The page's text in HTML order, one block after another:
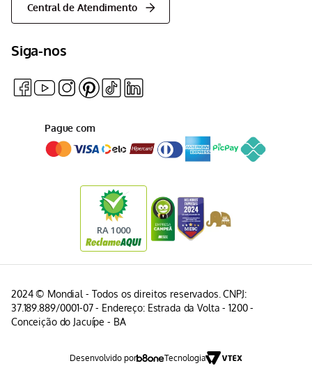
Central de Atendimento
Siga-nos
Pague com
2024 © Mondial - Todos os direitos reservados. CNPJ:
37.189.889/0001-07 - Endereço: Estrada da Volta - 1200 -
Conceição do Jacuípe - BA
Desenvolvido por Tecnologia